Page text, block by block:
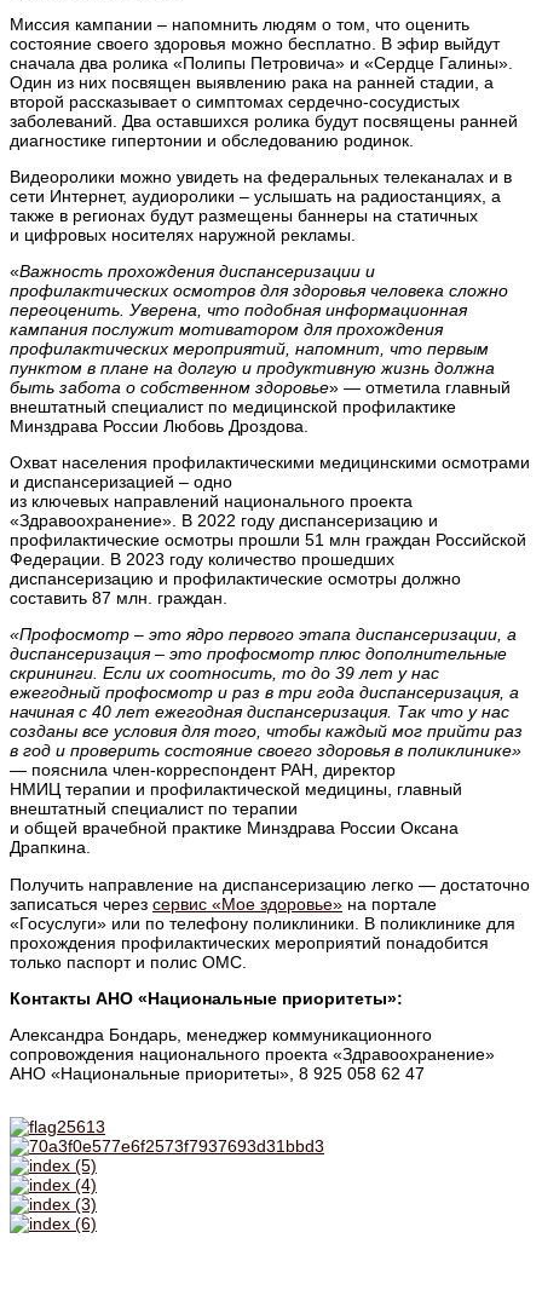
Миссия кампании – напомнить людям о том, что оценить
состояние своего здоровья можно бесплатно. В эфир выйдут
сначала два ролика «Полипы Петровича» и «Сердце Галины».
Один из них посвящен выявлению рака на ранней стадии, а
второй рассказывает о симптомах сердечно-сосудистых
заболеваний. Два оставшихся ролика будут посвящены ранней
диагностике гипертонии и обследованию родинок.
Видеоролики можно увидеть на федеральных телеканалах и в
сети Интернет, аудиоролики – услышать на радиостанциях, а
также в регионах будут размещены баннеры на статичных
и цифровых носителях наружной рекламы.
«Важность прохождения диспансеризации и
профилактических осмотров для здоровья человека сложно
переоценить. Уверена, что подобная информационная
кампания послужит мотиватором для прохождения
профилактических мероприятий, напомнит, что первым
пунктом в плане на долгую и продуктивную жизнь должна
быть забота о собственном здоровье» — отметила главный
внештатный специалист по медицинской профилактике
Минздрава России Любовь Дроздова.
Охват населения профилактическими медицинскими осмотрами
и диспансеризацией – одно
из ключевых направлений национального проекта
«Здравоохранение». В 2022 году диспансеризацию и
профилактические осмотры прошли 51 млн граждан Российской
Федерации. В 2023 году количество прошедших
диспансеризацию и профилактические осмотры должно
составить 87 млн. граждан.
«Профосмотр – это ядро первого этапа диспансеризации, а
диспансеризация – это профосмотр плюс дополнительные
скрининги. Если их соотносить, то до 39 лет у нас
ежегодный профосмотр и раз в три года диспансеризация, а
начиная с 40 лет ежегодная диспансеризация. Так что у нас
созданы все условия для того, чтобы каждый мог прийти раз
в год и проверить состояние своего здоровья в поликлинике»
— пояснила член-корреспондент РАН, директор
НМИЦ терапии и профилактической медицины, главный
внештатный специалист по терапии
и общей врачебной практике Минздрава России Оксана
Драпкина.
Получить направление на диспансеризацию легко — достаточно
записаться через сервис «Мое здоровье» на портале
«Госуслуги» или по телефону поликлиники. В поликлинике для
прохождения профилактических мероприятий понадобится
только паспорт и полис ОМС.
Контакты АНО «Национальные приоритеты»:
Александра Бондарь, менеджер коммуникационного
сопровождения национального проекта «Здравоохранение»
АНО «Национальные приоритеты», 8 925 058 62 47